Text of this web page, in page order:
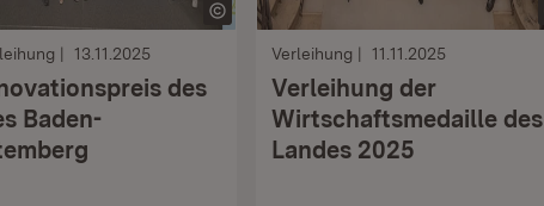
13.11.2025
des
Baden-
Verleihung 11.11.2025
Verleihung der
Wirtschaftsmedaille des
Landes 2025